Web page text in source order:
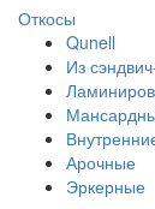
Откосы
Qunell
Из
Арочные
Эркерные